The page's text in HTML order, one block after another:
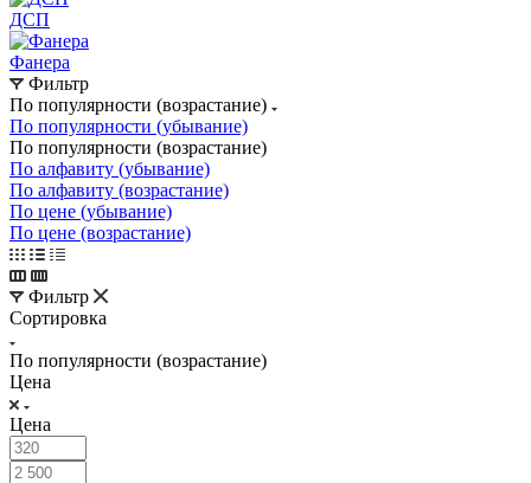
ДСП
Фанера
Фильтр
По популярности (возрастание)
По популярности (убывание)
По популярности (возрастание)
По алфавиту (убывание)
По алфавиту (возрастание)
По цене (убывание)
По цене (возрастание)
Фильтр
Сортировка
По популярности (возрастание)
Цена
Цена